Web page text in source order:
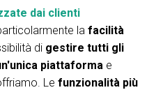
dai clienti
la facilità
di gestire tutti gli
piattaforma e
Le funzionalità più